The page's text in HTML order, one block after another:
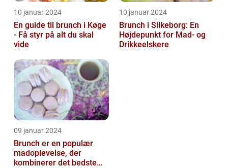
10 januar 2024
En guide til brunch i Køge
- Få styr på alt du skal
vide
10 januar 2024
Brunch i Silkeborg: En
Højdepunkt for Mad- og
Drikkeelskere
09 januar 2024
Brunch er en populær
madoplevelse, der
kombinerer det bedste